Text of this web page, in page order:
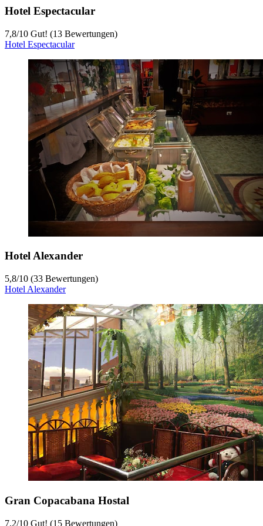
Hotel Espectacular
7,8/10 Gut! (13 Bewertungen)
Hotel Espectacular
Hotel Alexander
5,8/10 (33 Bewertungen)
Hotel Alexander
Gran Copacabana Hostal
7,2/10 Gut! (15 Bewertungen)